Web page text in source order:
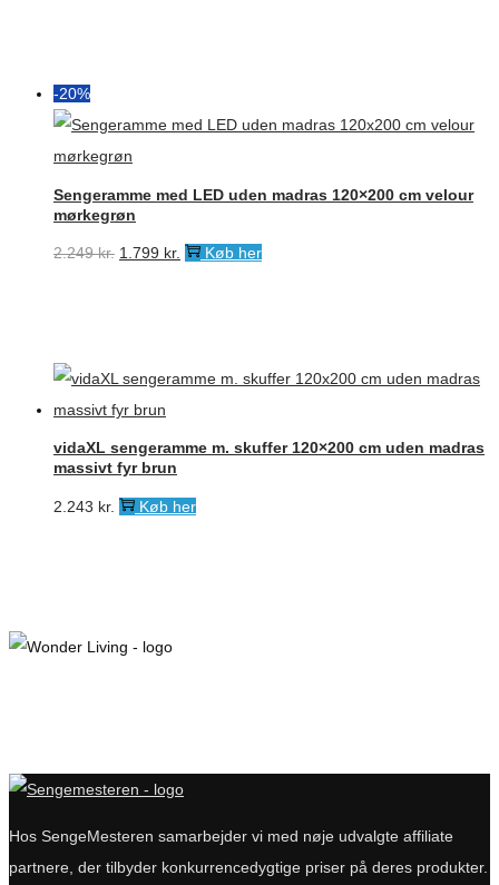
-20%
Sengeramme med LED uden madras 120×200 cm velour
mørkegrøn
2.249kr. Den
2.249 kr..
1.799 kr. Den
1.799 kr..
Køb her
vidaXL sengeramme m. skuffer 120×200 cm uden madras
massivt fyr brun
2.243 kr. Køb her
Hos SengeMesteren samarbejder vi med nøje udvalgte affiliate
partnere, der tilbyder konkurrencedygtige priser på deres produkter.